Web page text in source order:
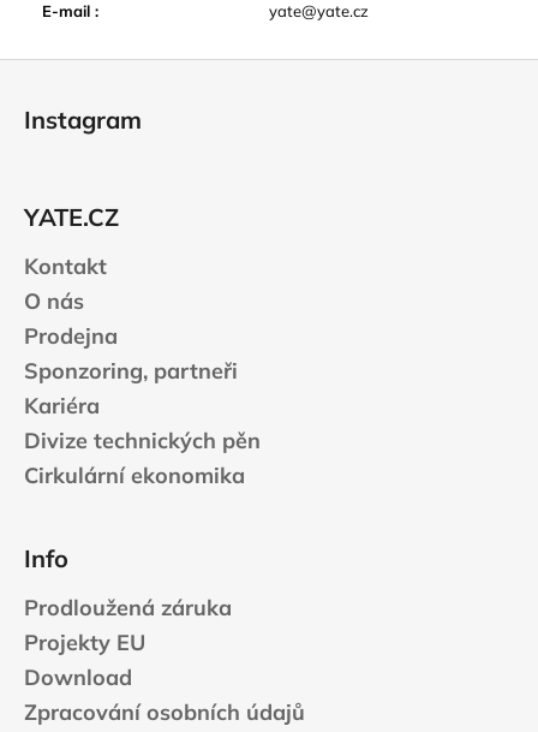
E-mail : yate@yate.cz
Instagram
YATE.CZ
Kontakt
O nás
Prodejna
Sponzoring, partneři
Kariéra
Divize technických pěn
Cirkulární ekonomika
Info
Prodloužená záruka
Projekty EU
Download
Zpracování osobních údajů